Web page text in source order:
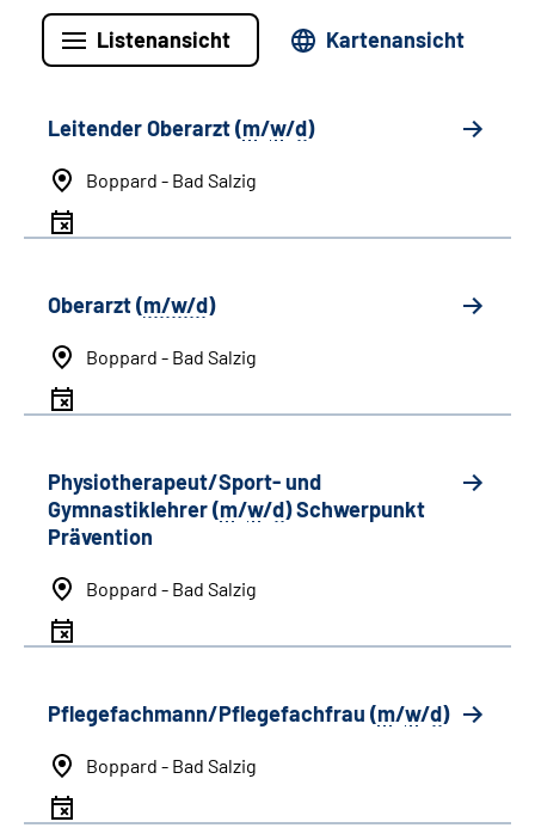
Listenansicht Kartenansicht
Leitender Oberarzt (m/w/d)
Boppard - Bad Salzig
Oberarzt (m/w/d)
Boppard - Bad Salzig
Physiotherapeut/Sport- und
Gymnastiklehrer (m/w/d) Schwerpunkt
Prävention
Boppard - Bad Salzig
Pflegefachmann/Pflegefachfrau (m/w/d)
Boppard - Bad Salzig